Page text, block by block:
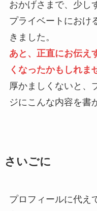
おかげさまで、少し
プライベートにおけ
きました。
あと、正直にお伝え
くなったかもしれま
厚かましくないと、
ジにこんな内容を書
さいごに
プロフィールに代え